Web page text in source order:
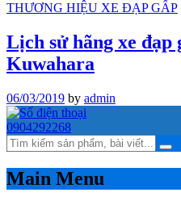
THƯƠNG HIỆU XE ĐẠP GẤP
Lịch sử hãng xe đạp
Kuwahara
06/03/2019 by admin
0904292268
Main Menu